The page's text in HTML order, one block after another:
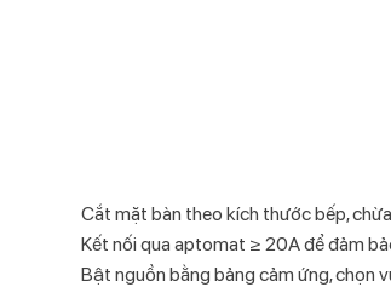
Cắt mặt bàn theo kích thước bếp,
Kết nối qua aptomat ≥ 20A để đảm
Bật nguồn bằng bảng cảm ứng, chọn